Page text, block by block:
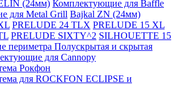
(24мм) Комплектующие для Baffle
для Metal Grill Bajkal ZN (24мм)
PRELUDE 24 TLX PRELUDE 15 XL
PRELUDE SIXTY^2 SILHOUETTE 15
периметра Полускрытая и скрытая
для Cannopy
Рокфон
для ROCKFON ECLIPSE и